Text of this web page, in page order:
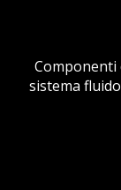
Componenti
sistema